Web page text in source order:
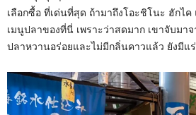
เลือกซื้อ ที่เด่นที่สุด ถ้ามาถึงโอะชิโนะ ฮักไ
เมนูปลาของที่นี่ เพราะว่าสดมาก เขาจับมา
ปลาหวานอร่อยและไม่มีกลิ่นคาวแล้ว ยังมีแ